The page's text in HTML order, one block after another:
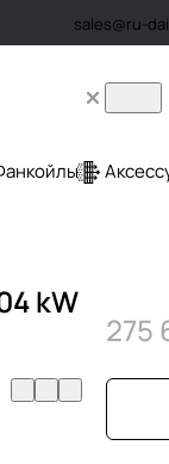
sales@ru-
kW
275